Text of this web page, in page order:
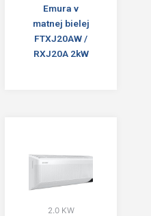
Emura v
matnej bielej
FTXJ20AW /
RXJ20A 2kW
2.0 KW